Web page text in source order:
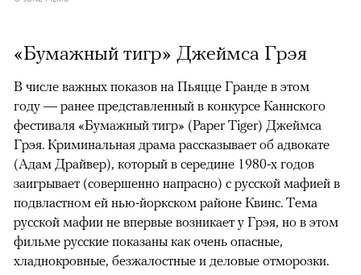
«Бумажный тигр» Джеймса Грэя
В числе важных показов на Пьяцце Гранде в этом
году — ранее представленный в конкурсе Каннского
фестиваля «Бумажный тигр» (Paper Tiger) Джеймса
Грэя. Криминальная драма рассказывает об адвокате
(Адам Драйвер), который в середине 1980-х годов
заигрывает (совершенно напрасно) с русской мафией в
подвластном ей нью-йоркском районе Квинс. Тема
русской мафии не впервые возникает у Грэя, но в этом
фильме русские показаны как очень опасные,
хладнокровные, безжалостные и деловые отморозки.